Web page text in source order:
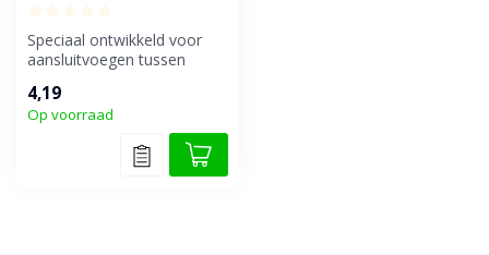
Speciaal ontwikkeld voor
aansluitvoegen tussen
plafonds,...
4,19
Op voorraad